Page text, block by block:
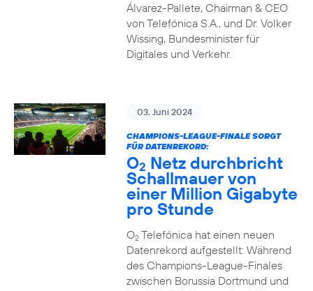
Álvarez-Pallete, Chairman & CEO
von Telefónica S.A., und Dr. Volker
Wissing, Bundesminister für
Digitales und Verkehr.
03. Juni 2024
CHAMPIONS-LEAGUE-FINALE SORGT
FÜR DATENREKORD:
O2 Netz durchbricht
Schallmauer von
einer Million Gigabyte
pro Stunde
O2Telefónica hat einen neuen
Datenrekord aufgestellt: Während
des Champions-League-Finales
zwischen Borussia Dortmund und